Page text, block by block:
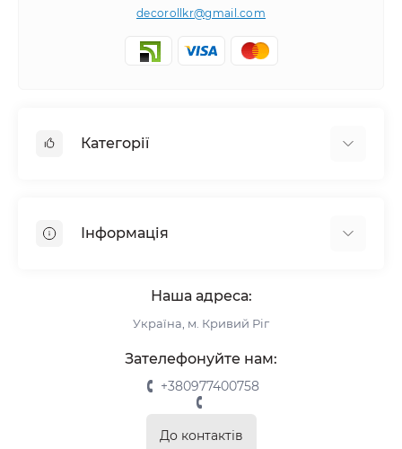
decorollkr@gmail.com
Категорії
Рулонні штори
Інформація
Інформація для замовлення
Повернення та обмін
Наша адреса:
Україна, м. Кривий Ріг
Зателефонуйте нам:
+380977400758
До контактів